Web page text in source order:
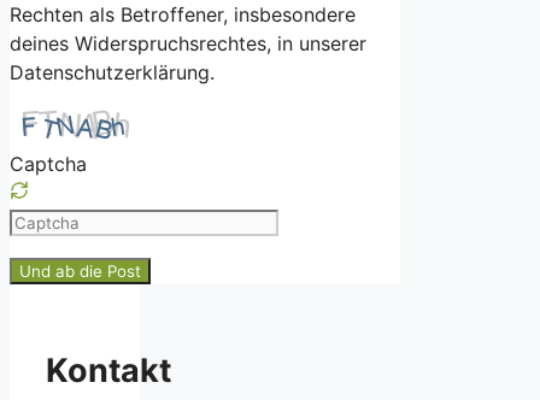
Rechten als Betroffener, insbesondere
deines Widerspruchsrechtes, in unserer
Datenschutzerklärung.
Captcha
Please
the
Kontakt